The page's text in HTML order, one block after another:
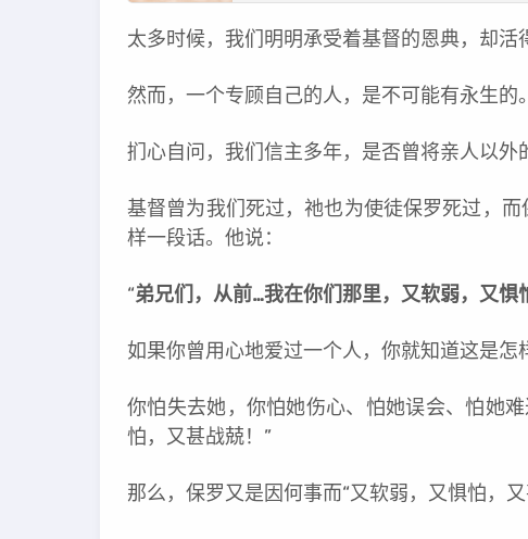
太多时候，我们明明承受着基督的恩典，却活
然而，一个专顾自己的人，是不可能有永生的。
扪心自问，我们信主多年，是否曾将亲人以外
基督曾为我们死过，祂也为使徒保罗死过，
样一段话。他说：
“弟兄们，从前…我在你们那里，又软弱，又惧
如果你曾用心地爱过一个人，你就知道这是怎
你怕失去她，你怕她伤心、怕她误会、怕她
怕，又甚战兢！”
那么，保罗又是因何事而“又软弱，又惧怕，又